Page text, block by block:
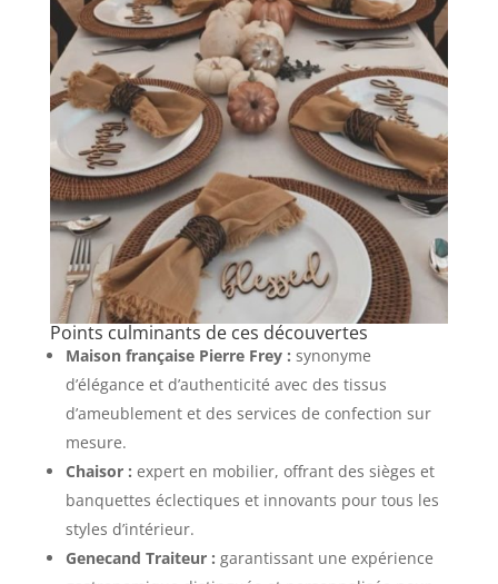
Points culminants de ces découvertes
Maison française Pierre Frey : synonyme
d’élégance et d’authenticité avec des tissus
d’ameublement et des services de confection sur
mesure.
Chaisor : expert en mobilier, offrant des sièges et
banquettes éclectiques et innovants pour tous les
styles d’intérieur.
Genecand Traiteur : garantissant une expérience